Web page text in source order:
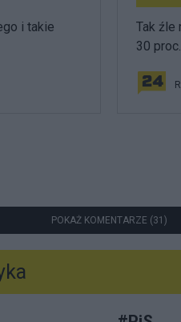
i takie
Tak źle
30
POKAŻ KOMENTARZE (31)